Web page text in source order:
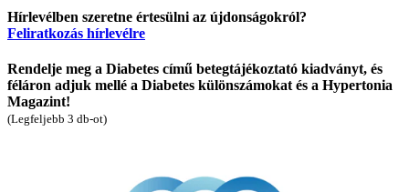
Hírlevélben szeretne értesülni az újdonságokról?
Feliratkozás hírlevélre
Rendelje meg a Diabetes című betegtájékoztató kiadványt, és
féláron adjuk mellé a Diabetes különszámokat és a Hypertonia
Magazint!
(Legfeljebb 3 db-ot)